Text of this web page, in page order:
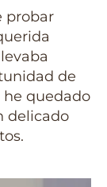
probar
de
he quedado
delicado